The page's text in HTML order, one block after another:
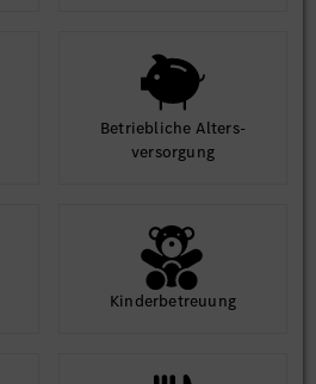
Betrieb­liche Alters­
ver­sorgung
Kinder­betreuung